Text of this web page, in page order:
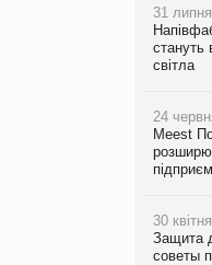
31
стануть
світла
24
Meest
30
Защита
советы